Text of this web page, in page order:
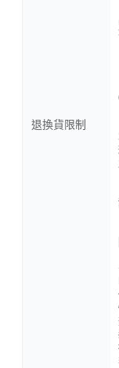
退換貨限制